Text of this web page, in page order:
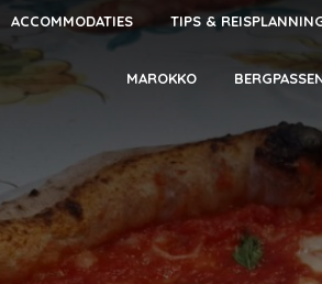
ACCOMMODATIES TIPS &
MAROKKO